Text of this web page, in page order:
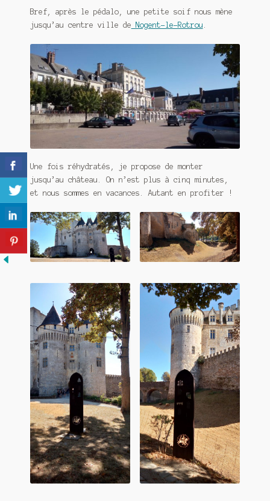
Bref, après le pédalo, une petite soif nous mène
jusqu’au centre ville de Nogent-le-Rotrou
Une fois réhydratés, je propose de monter
jusqu’au château. On n’est plus à cinq minutes,
et nous sommes en vacances. Autant en profiter !